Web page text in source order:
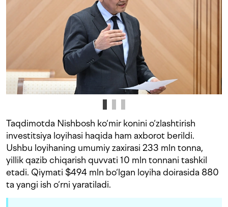
Taqdimotda Nishbosh ko‘mir konini o‘zlashtirish
investitsiya loyihasi haqida ham axborot berildi.
Ushbu loyihaning umumiy zaxirasi 233 mln tonna,
yillik qazib chiqarish quvvati 10 mln tonnani tashkil
etadi. Qiymati $494 mln bo‘lgan loyiha doirasida 880
ta yangi ish o‘rni yaratiladi.